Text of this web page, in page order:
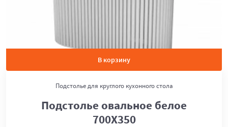
В корзину
Подстолье для круглого кухонного стола
Подстолье овальное белое
700Х350